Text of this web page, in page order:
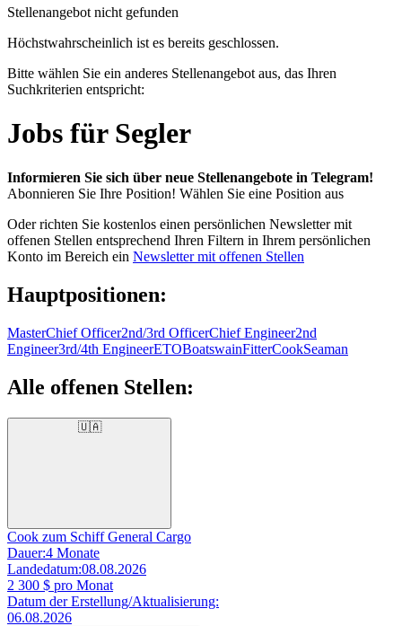
Stellenangebot nicht gefunden
Höchstwahrscheinlich ist es bereits geschlossen.
Bitte wählen Sie ein anderes Stellenangebot aus, das Ihren
Suchkriterien entspricht:
Jobs für Segler
Informieren Sie sich über neue Stellenangebote in Telegram!
Abonnieren Sie Ihre Position! Wählen Sie eine Position aus
Oder richten Sie kostenlos einen persönlichen Newsletter mit
offenen Stellen entsprechend Ihren Filtern in Ihrem persönlichen
Konto im Bereich ein Newsletter mit offenen Stellen
Hauptpositionen:
MasterChief Officer2nd/3rd OfficerChief Engineer2nd
Engineer3rd/4th EngineerETOBoatswainFitterCookSeaman
Alle offenen Stellen:
🇺🇦
Cook zum Schiff General Cargo
Dauer:4 Monate
Landedatum:08.08.2026
2 300 $ pro Monat
Datum der Erstellung/Aktualisierung:
06.08.2026